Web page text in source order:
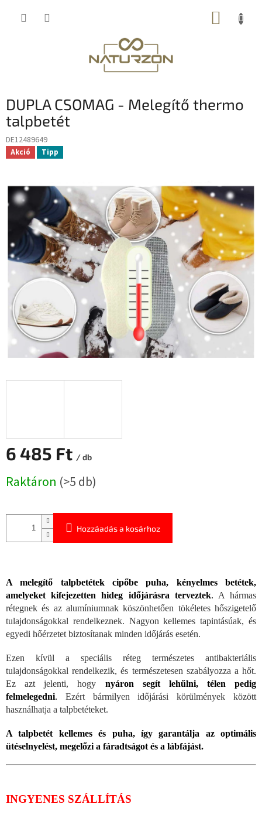
KOSÁR
DUPLA CSOMAG - Melegítő thermo
talpbetét
DE12489649
Akció Tipp
6 485 Ft / db
Raktáron (>5 db)
Hozzáadás a kosárhoz
A melegítő talpbetétek cipőbe puha, kényelmes betétek,
amelyeket kifejezetten hideg időjárásra terveztek. A hármas
rétegnek és az alumíniumnak köszönhetően tökéletes hőszigetelő
tulajdonságokkal rendelkeznek. Nagyon kellemes tapintásúak, és
egyedi hőérzetet biztosítanak minden időjárás esetén.
Ezen kívül a speciális réteg természetes antibakteriális
tulajdonságokkal rendelkezik, és természetesen szabályozza a hőt.
Ez azt jelenti, hogy nyáron segít lehűlni, télen pedig
felmelegedni. Ezért bármilyen időjárási körülmények között
használhatja a talpbetéteket.
A talpbetét kellemes és puha, így garantálja az optimális
ütéselnyelést, megelőzi a fáradtságot és a lábfájást.
INGYENES SZÁLLÍTÁS